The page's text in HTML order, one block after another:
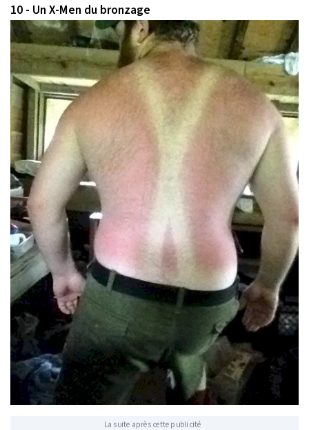
10 - Un X-Men du bronzage
La suite après cette publicité